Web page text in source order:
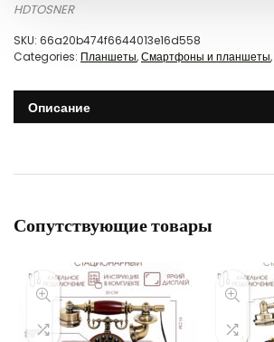
HDTOSNER
SKU: 66a20b474f6644013e16d558
Categories: Планшеты,Смартфоны и планшеты,
Описание
Сопутствующие товары